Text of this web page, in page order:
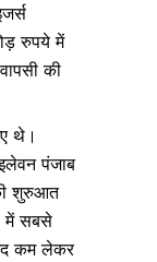
रुपये में
की
थे।
पंजाब
शुरुआत
में सबसे
कम लेकर